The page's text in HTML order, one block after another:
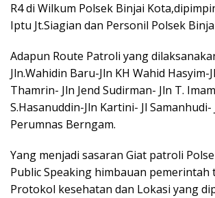
R4 di Wilkum Polsek Binjai
Iptu Jt.Siagian dan Personil Polsek
Adapun Route Patroli yang
Jln.Wahidin Baru-Jln KH Wahid Hasyim-
Thamrin- Jln Jend Sudirman- Jln T.
S.Hasanuddin-Jln Kartini- Jl Samanhudi-
Perumnas Berngam.
Yang menjadi sasaran Giat patroli
Public Speaking himbauan pemerintah
Protokol kesehatan dan Lokasi yang